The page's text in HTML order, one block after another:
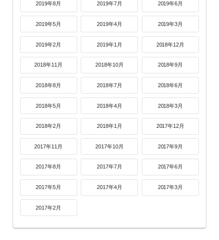
2019年8月 2019年7月 2019年6月
2019年5月 2019年4月 2019年3月
2019年2月 2019年1月 2018年12月
2018年11月 2018年10月 2018年9月
2018年8月 2018年7月 2018年6月
2018年5月 2018年4月 2018年3月
2018年2月 2018年1月 2017年12月
2017年11月 2017年10月 2017年9月
2017年8月 2017年7月 2017年6月
2017年5月 2017年4月 2017年3月
2017年2月